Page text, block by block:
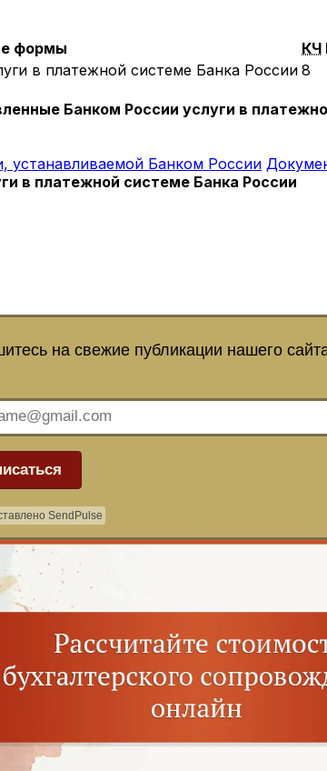
формы КЧ
в платежной системе Банка России8
Банком России услуги в
устанавливаемой Банком России
в платежной системе Банка России
на свежие публикации нашего
SendPulse